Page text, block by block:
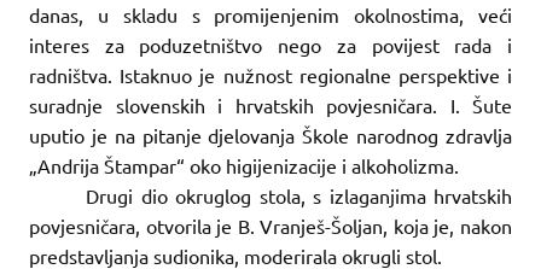
danas, u skladu s promijenjenim okolnostima, veći
interes za poduzetništvo nego za povijest rada i
radništva. Istaknuo je nužnost regionalne perspektive i
suradnje slovenskih i hrvatskih povjesničara. I. Šute
uputio je na pitanje djelovanja Škole narodnog zdravlja
„Andrija Štampar“ oko higijenizacije i alkoholizma.
Drugi dio okruglog stola, s izlaganjima hrvatskih
povjesničara, otvorila je B. Vranješ-Šoljan, koja je, nakon
predstavljanja sudionika, moderirala okrugli stol.